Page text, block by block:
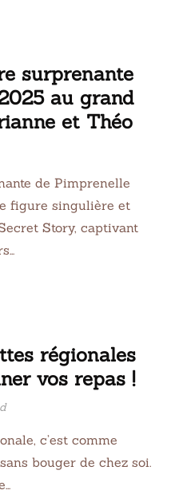
surprenante
au grand
et Théo
de Pimprenelle
figure singulière et
Story, captivant
régionales
vos repas !
c’est comme
bouger de chez soi.